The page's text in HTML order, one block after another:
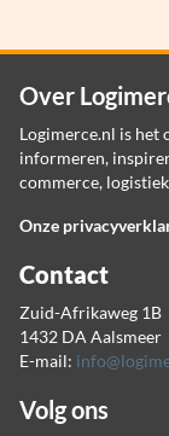
Over
Logimerce.nl is het
informeren,
commerce,
Onze
Contact
Zuid-Afrikaweg 1B
1432 DA Aalsmeer
E-mail:
Volg ons